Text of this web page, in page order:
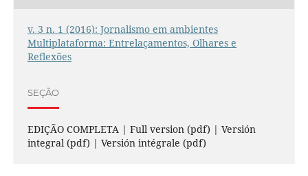
v. 3 n. 1 (2016): Jornalismo em ambientes
Multiplataforma: Entrelaçamentos, Olhares e
Reflexões
SEÇÃO
EDIÇÃO COMPLETA | Full version (pdf) | Versión
integral (pdf) | Versión intégrale (pdf)